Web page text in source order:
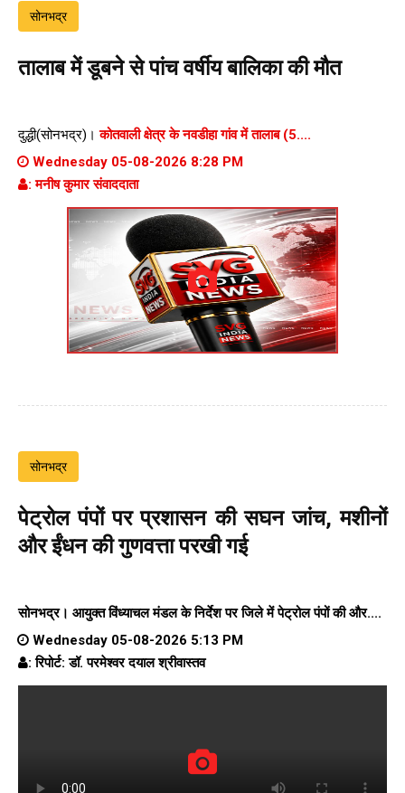
सोनभद्र
तालाब में डूबने से पांच वर्षीय बालिका की मौत
दुद्धी(सोनभद्र)।कोतवाली क्षेत्र के नवडीहा गांव में तालाब (5....
Wednesday 05-08-2026 8:28 PM
: मनीष कुमार संवाददाता
सोनभद्र
पेट्रोल पंपों पर प्रशासन की सघन जांच, मशीनों
और ईंधन की गुणवत्ता परखी गई
सोनभद्र। आयुक्त विंध्याचल मंडल के निर्देश पर जिले में पेट्रोल पंपों की और....
Wednesday 05-08-2026 5:13 PM
: रिपोर्ट: डॉ. परमेश्वर दयाल श्रीवास्तव